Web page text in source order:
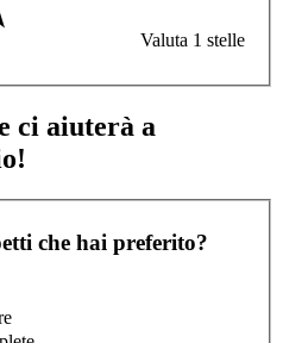
Valuta 1 stelle
ci aiuterà a
che hai preferito?